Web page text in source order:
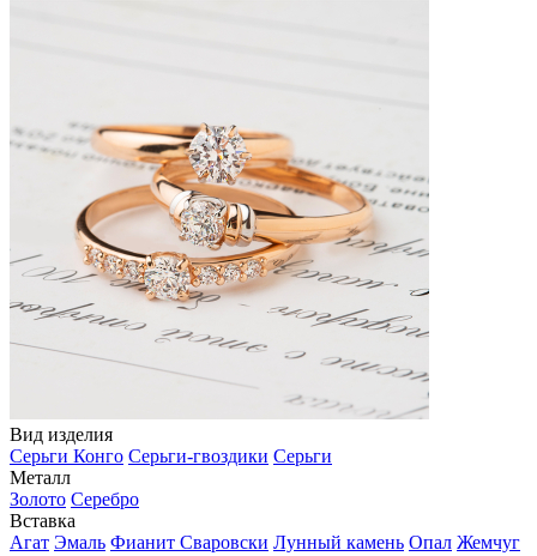
Вид изделия
Серьги Конго Серьги-гвоздики Серьги
Металл
Золото Серебро
Вставка
Агат Эмаль Фианит Сваровски Лунный камень Опал Жемчуг